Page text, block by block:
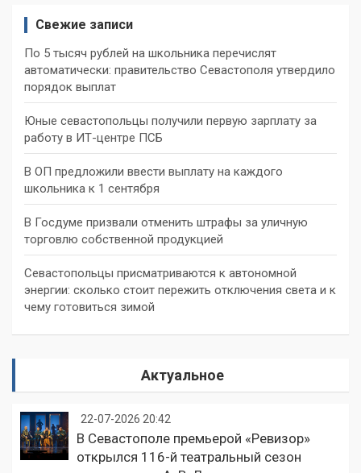
Свежие записи
По 5 тысяч рублей на школьника перечислят
автоматически: правительство Севастополя утвердило
порядок выплат
Юные севастопольцы получили первую зарплату за
работу в ИТ-центре ПСБ
В ОП предложили ввести выплату на каждого
школьника к 1 сентября
В Госдуме призвали отменить штрафы за уличную
торговлю собственной продукцией
Севастопольцы присматриваются к автономной
энергии: сколько стоит пережить отключения света и к
чему готовиться зимой
Актуальное
22-07-2026 20:42
В Севастополе премьерой «Ревизор»
открылся 116-й театральный сезон